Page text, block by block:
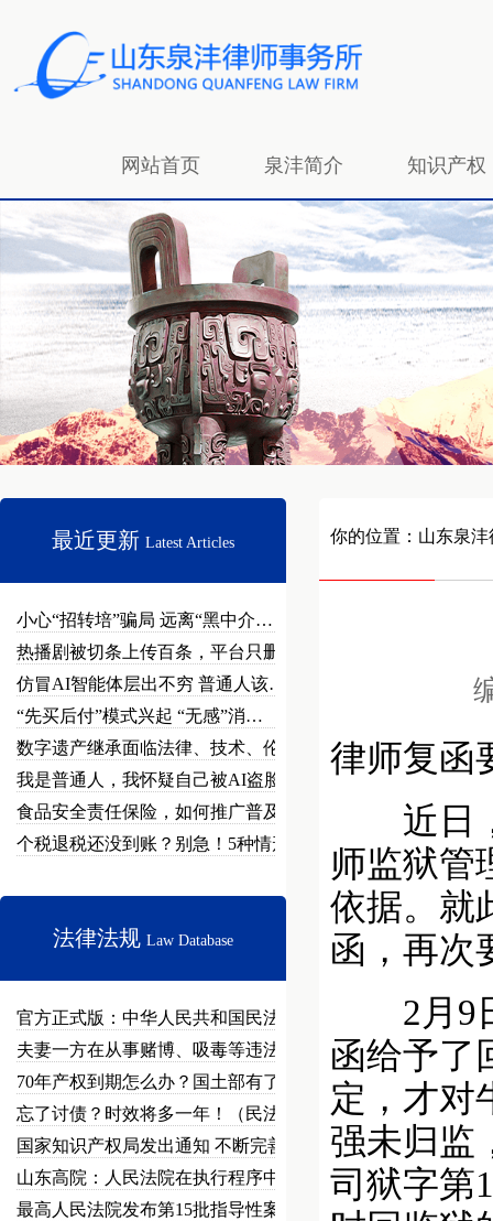
网站首页 泉沣简介 知识产权
招贤纳士
最近更新 Latest Articles
小心“招转培”骗局 远离“黑中介…
热播剧被切条上传百条，平台只删不…
仿冒AI智能体层出不穷 普通人该…
“先买后付”模式兴起 “无感”消…
数字遗产继承面临法律、技术、伦理…
我是普通人，我怀疑自己被AI盗脸…
食品安全责任保险，如何推广普及？
个税退税还没到账？别急！5种情形…
法律法规 Law Database
官方正式版：中华人民共和国民法总…
夫妻一方在从事赌博、吸毒等违法犯…
70年产权到期怎么办？国土部有了…
忘了讨债？时效将多一年！（民法草…
国家知识产权局发出通知 不断完善…
山东高院：人民法院在执行程序中可…
最高人民法院发布第15批指导性案…
你的位置： 山东泉
律师复函
近日，
师监狱管
依据。就
函，再次
2月9日
函给予了
定，才对
强未归监
司狱字第